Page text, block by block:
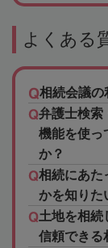
よくある
相続会議の
弁護士検索
機能を使っ
か？
相続にあた
かを知りた
土地を相続
信頼できる